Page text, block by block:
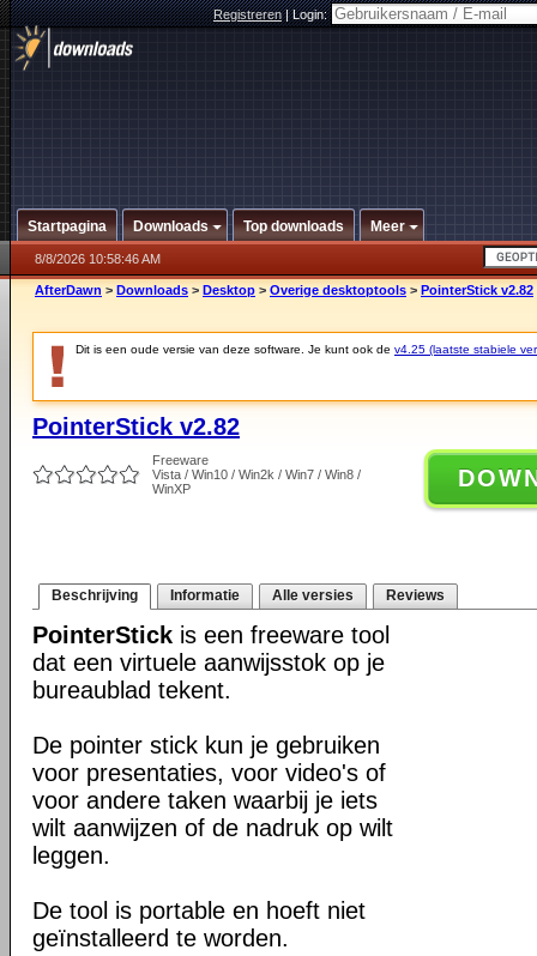
Registreren|Login:
Startpagina Downloads Top downloads Meer
8/8/2026 10:58:46 AM
AfterDawn > Downloads > Desktop > Overige desktoptools > PointerStick v2.82
Dit is een oude versie van deze software. Je kunt ook de v4.25 (laatste stabiele
PointerStick v2.82
Freeware
Vista / Win10 / Win2k / Win7 / Win8 /
WinXP
Beschrijving Informatie Alle versies Reviews
PointerStick is een freeware tool
dat een virtuele aanwijsstok op je
bureaublad tekent.
De pointer stick kun je gebruiken
voor presentaties, voor video's of
voor andere taken waarbij je iets
wilt aanwijzen of de nadruk op wilt
leggen.
De tool is portable en hoeft niet
geïnstalleerd te worden.